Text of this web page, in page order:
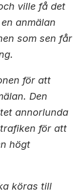
ville få det
anmälan
som sen får
för att
Den
annorlunda
för att
högt
köras till